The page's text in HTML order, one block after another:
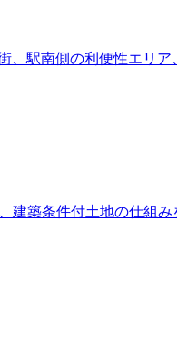
、駅南側の利便性エリ
建築条件付土地の仕組